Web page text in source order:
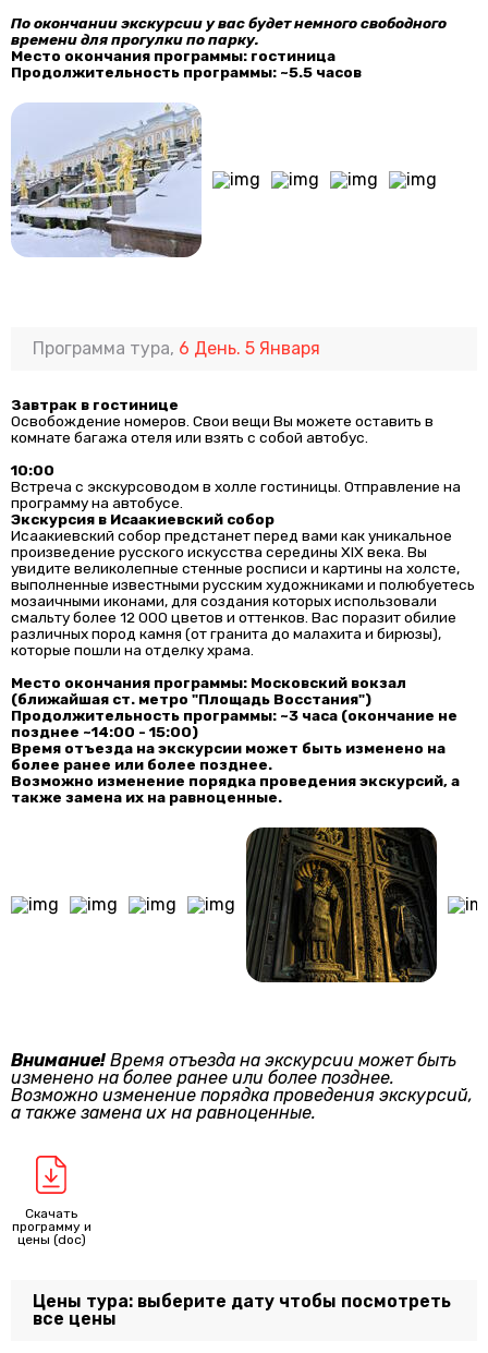
По окончании экскурсии у вас будет немного свободного
времени для прогулки по парку.
Место окончания программы: гостиница
Продолжительность программы: ~5.5 часов
Программа тура, 6 День. 5 Января
Завтрак в гостинице
Освобождение номеров. Свои вещи Вы можете оставить в
комнате багажа отеля или взять с собой автобус.
10:00
Встреча с экскурсоводом в холле гостиницы. Отправление на
программу на автобусе.
Экскурсия в Исаакиевский собор
Исаакиевский собор предстанет перед вами как уникальное
произведение русского искусства середины XIX века. Вы
увидите великолепные стенные росписи и картины на холсте,
выполненные известными русским художниками и полюбуетесь
мозаичными иконами, для создания которых использовали
смальту более 12 000 цветов и оттенков. Вас поразит обилие
различных пород камня (от гранита до малахита и бирюзы),
которые пошли на отделку храма.
Место окончания программы: Московский вокзал
(ближайшая ст. метро "Площадь Восстания")
Продолжительность программы: ~3 часа (окончание не
позднее ~14:00 - 15:00)
Время отъезда на экскурсии может быть изменено на
более ранее или более позднее.
Возможно изменение порядка проведения экскурсий, а
также замена их на равноценные.
Внимание! Время отъезда на экскурсии может быть
изменено на более ранее или более позднее.
Возможно изменение порядка проведения экскурсий,
а также замена их на равноценные.
Скачать
программу и
цены (doc)
Цены тура: выберите дату чтобы посмотреть
все цены